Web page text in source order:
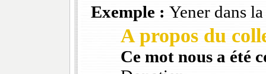
Exemple : Yener dans
A propos du
Ce mot nous a été